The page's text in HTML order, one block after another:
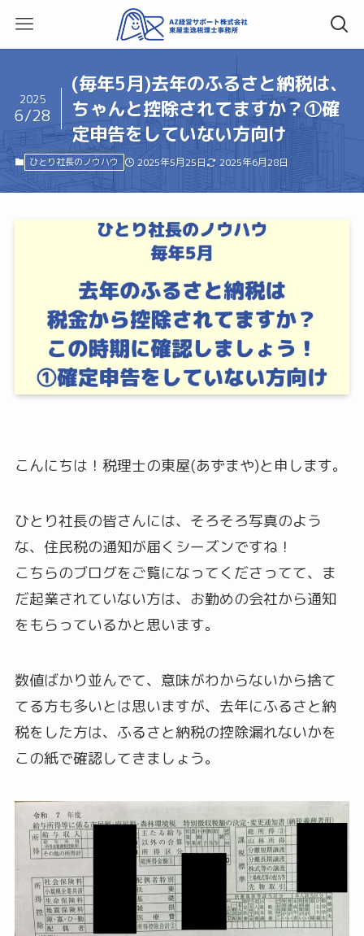
(毎年5月)去年のふるさと納税は、
ちゃんと控除されてますか？①確
定申告をしていない方向け
2025
6/28
ひとり社長のノウハウ 2025年5月25日 2025年6月28日
こんにちは！税理士の東屋(あずまや)と申します。
ひとり社長の皆さんには、そろそろ写真のよう
な、住民税の通知が届くシーズンですね！
こちらのブログをご覧になってくださってて、ま
だ起業されていない方は、お勤めの会社から通知
をもらっているかと思います。
数値ばかり並んでて、意味がわからないから捨て
てる方も多いとは思いますが、去年にふるさと納
税をした方は、ふるさと納税の控除漏れないかを
この紙で確認してきましょう。